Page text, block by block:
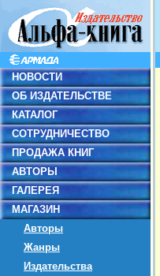
НОВОСТИ
ОБ ИЗДАТЕЛЬСТВЕ
КАТАЛОГ
СОТРУДНИЧЕСТВО
ПРОДАЖА КНИГ
АВТОРЫ
ГАЛЕРЕЯ
МАГАЗИН
Авторы
Жанры
Издательства